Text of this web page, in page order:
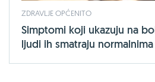
ZDRAVLJE OPĆENITO
Simptomi koji ukazuju na
ljudi ih smatraju normalnima